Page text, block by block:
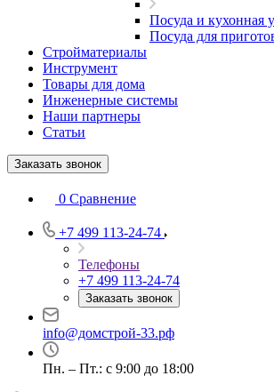
Посуда и кухонная
Посуда для
Стройматериалы
Инструмент
Товары для дома
Инженерные системы
Наши партнеры
Статьи
Заказать звонок
0 Сравнение
+7 499 113-24-74
Телефоны
+7 499 113-24-74
Заказать звонок
info@домстрой-33.рф
Пн. – Пт.: с 9:00 до 18:00